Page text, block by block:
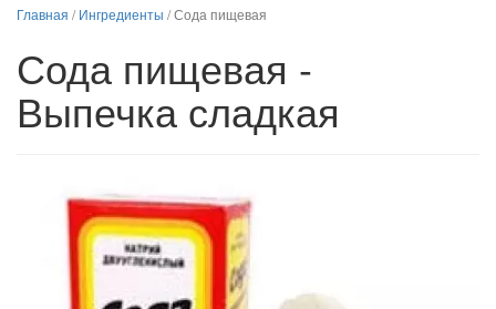
Главная /Ингредиенты /Сода пищевая
Сода пищевая -
Выпечка сладкая